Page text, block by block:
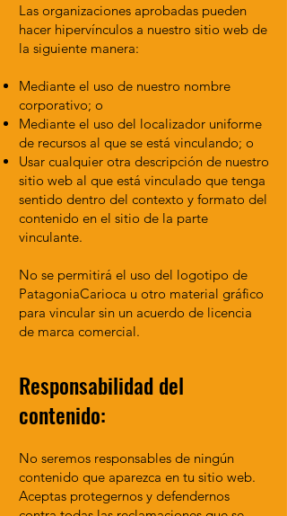
Las organizaciones aprobadas pueden
hacer hipervínculos a nuestro sitio web de
la siguiente manera:
Mediante el uso de nuestro nombre
corporativo; o
Mediante el uso del localizador uniforme
de recursos al que se está vinculando; o
Usar cualquier otra descripción de nuestro
sitio web al que está vinculado que tenga
sentido dentro del contexto y formato del
contenido en el sitio de la parte
vinculante.
No se permitirá el uso del logotipo de
PatagoniaCarioca u otro material gráfico
para vincular sin un acuerdo de licencia
de marca comercial.
Responsabilidad del
contenido:
No seremos responsables de ningún
contenido que aparezca en tu sitio web.
Aceptas protegernos y defendernos